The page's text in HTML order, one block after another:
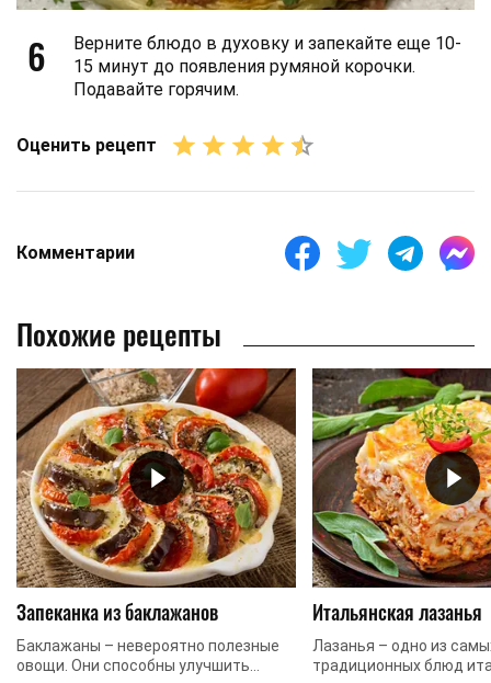
6
Верните блюдо в духовку и запекайте еще 10-
15 минут до появления румяной корочки.
Подавайте горячим.
Оценить рецепт
Комментарии
Похожие рецепты
Запеканка из баклажанов
Баклажаны – невероятно полезные
овощи. Они способны улучшить
Итальянская лазанья
Лазанья – одно из
традиционных блюд